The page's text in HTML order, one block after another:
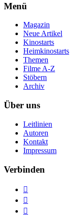
Menü
Magazin
Neue Artikel
Kinostarts
Heimkinostarts
Themen
Filme A-Z
Stöbern
Archiv
Über uns
Leitlinien
Autoren
Kontakt
Impressum
Verbinden


